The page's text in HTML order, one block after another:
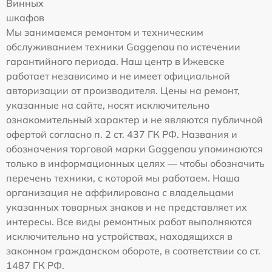
Винных
шкафов
Мы занимаемся ремонтом и техническим
обслуживанием техники Gaggenau по истечении
гарантийного периода. Наш центр в Ижевске
работает независимо и не имеет официальной
авторизации от производителя. Цены на ремонт,
указанные на сайте, носят исключительно
ознакомительный характер и не являются публичной
офертой согласно п. 2 ст. 437 ГК РФ. Названия и
обозначения торговой марки Gaggenau упоминаются
только в информационных целях — чтобы обозначить
перечень техники, с которой мы работаем. Наша
организация не аффилирована с владельцами
указанных товарных знаков и не представляет их
интересы. Все виды ремонтных работ выполняются
исключительно на устройствах, находящихся в
законном гражданском обороте, в соответствии со ст.
1487 ГК РФ.